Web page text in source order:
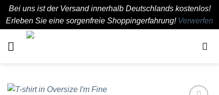
Bei uns ist der Versand innerhalb Deutschlands kostenlos!
Erleben Sie eine sorgenfreie Shoppingerfahrung! Verwerfen